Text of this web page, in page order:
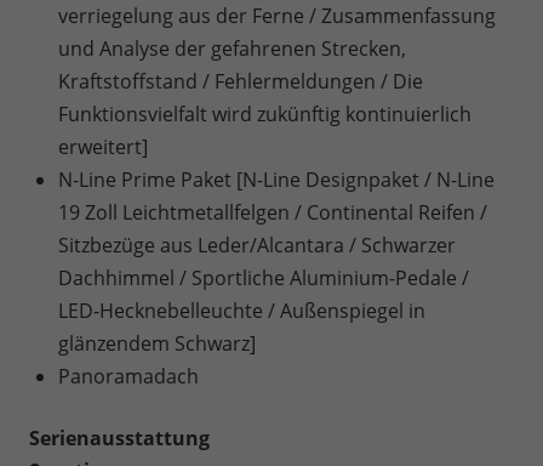
verriegelung aus der Ferne / Zusammenfassung
und Analyse der gefahrenen Strecken,
Kraftstoffstand / Fehlermeldungen / Die
Funktionsvielfalt wird zukünftig kontinuierlich
erweitert]
N-Line Prime Paket [N-Line Designpaket / N-Line
19 Zoll Leichtmetallfelgen / Continental Reifen /
Sitzbezüge aus Leder/Alcantara / Schwarzer
Dachhimmel / Sportliche Aluminium-Pedale /
LED-Hecknebelleuchte / Außenspiegel in
glänzendem Schwarz]
Panoramadach
Serienausstattung